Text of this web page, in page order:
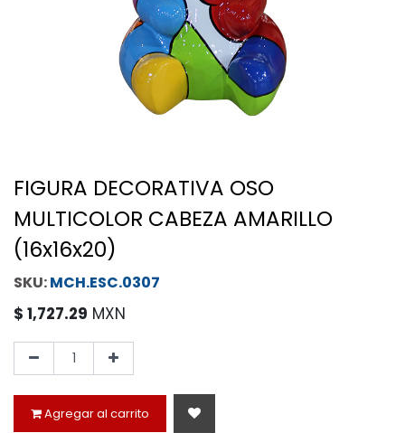
FIGURA DECORATIVA OSO
MULTICOLOR CABEZA AMARILLO
(16x16x20)
MCH.ESC.0307
$ 1,727.29 MXN
Agregar al carrito